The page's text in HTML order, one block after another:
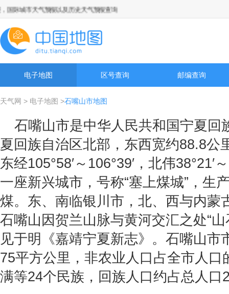
城市天气预报以及历史天气预报查询
电子地图 区号查询 邮编查询
天气网 > 电子地图 >石嘴山市地图
石嘴山市是中华人民共和国宁夏回
夏回族自治区北部，东西宽约88.8公
东经105°58′～106°39′，北伟38°21′
一座新兴城市，号称“塞上煤城”，生
煤。东、南临银川市，北、西与内蒙
石嘴山因贺兰山脉与黄河交汇之处“
见于明《嘉靖宁夏新志》。石嘴山市
75平方公里，非农业人口占全市人
满等24个民族，回族人口约占总人口